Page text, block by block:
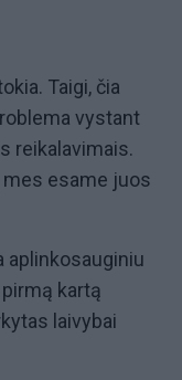
Taigi, čia
vystant
reikalavimais.
mes esame juos
aplinkosauginiu
kartą
laivybai